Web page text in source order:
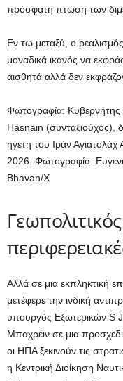
πρόσφατη πτώση των
Εν τω μεταξύ, ο
μοναδικά ικανός να
αισθητά αλλά δεν
Φωτογραφία: Κυβερνήτης
Hasnain (συνταξιούχος),
ηγέτη του Ιράν Αγιατολάχ
2026. Φωτογραφία:
Bhavan/X
Αλλά σε μια εκπληκτική
μετέφερε την ινδική
υπουργός Εξωτερικών S
Μπαχρέιν σε μια
οι ΗΠΑ ξεκινούν τις
η Κεντρική Διοίκηση